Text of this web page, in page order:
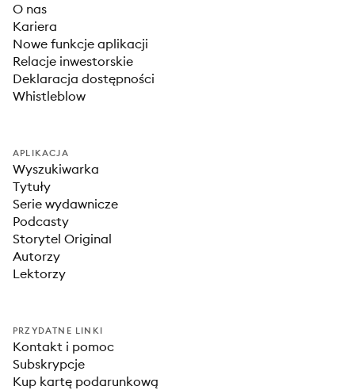
O nas
Kariera
Nowe funkcje aplikacji
Relacje inwestorskie
Deklaracja dostępności
Whistleblow
APLIKACJA
Wyszukiwarka
Tytuły
Serie wydawnicze
Podcasty
Storytel Original
Autorzy
Lektorzy
PRZYDATNE LINKI
Kontakt i pomoc
Subskrypcje
Kup kartę podarunkową